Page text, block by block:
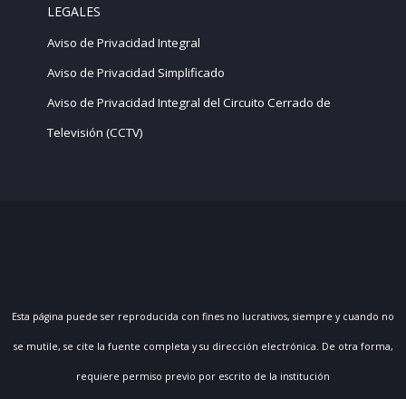
LEGALES
Aviso de Privacidad Integral
Aviso de Privacidad Simplificado
Aviso de Privacidad Integral del Circuito Cerrado de
Televisión (CCTV)
Esta página puede ser reproducida con fines no lucrativos, siempre y cuando no
se mutile, se cite la fuente completa y su dirección electrónica. De otra forma,
requiere permiso previo por escrito de la institución